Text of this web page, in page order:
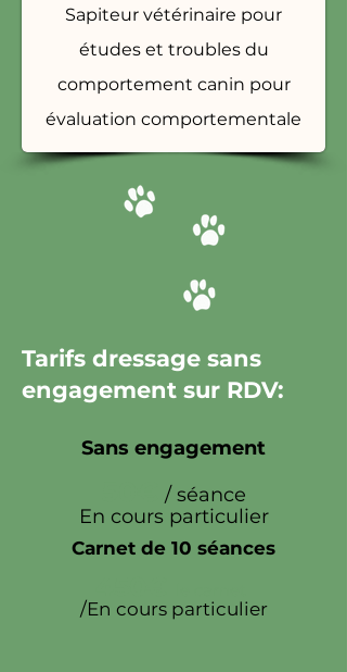
Sapiteur vétérinaire pour
études et troubles du
comportement canin pour
évaluation comportementale
Tarifs dressage sans
engagement sur RDV:
Sans engagement
/ séance
En cours particulier
Carnet de 10 séances
/En cours particulier